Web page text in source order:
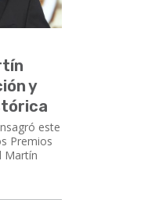
y
este
Premios
Martín